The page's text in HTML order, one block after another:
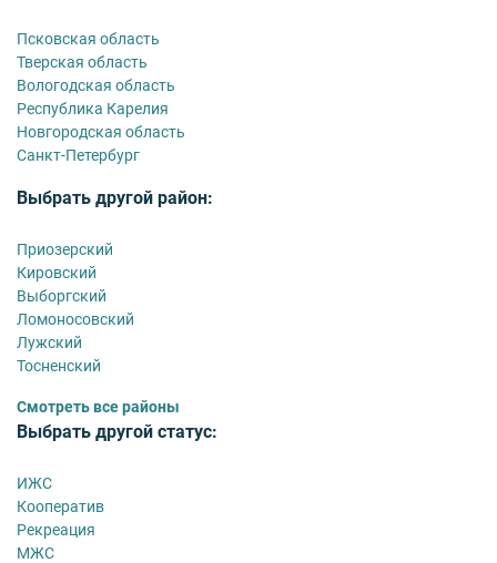
Псковская область
Тверская область
Вологодская область
Республика Карелия
Новгородская область
Санкт-Петербург
Выбрать другой район:
Приозерский
Кировский
Выборгский
Ломоносовский
Лужский
Тосненский
Смотреть все районы
Выбрать другой статус:
ИЖС
Кооператив
Рекреация
МЖС